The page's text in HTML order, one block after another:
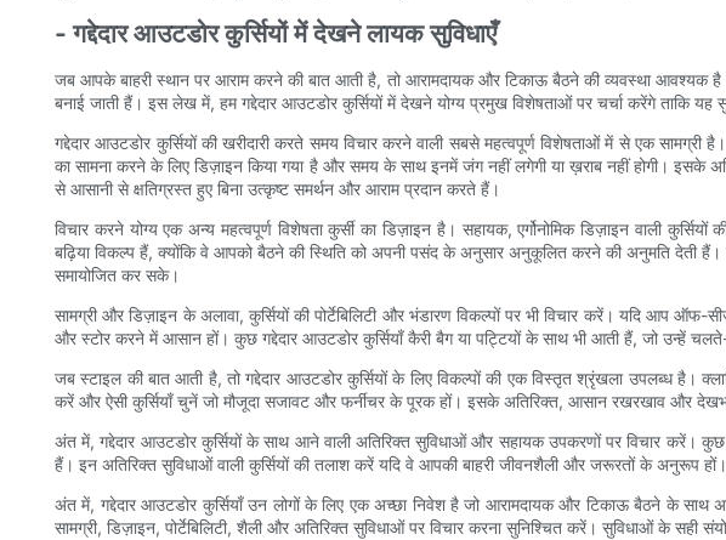
- गद्देदार आउटडोर कुर्सियों में देखने लायक सुविधाएँ
जब आपके बाहरी स्थान पर आराम करने की बात आती है, तो आरामदायक और टिकाऊ बैठने की व्यवस्था आवश्यक है।
बनाई जाती हैं। इस लेख में, हम गद्देदार आउटडोर कुर्सियों में देखने योग्य प्रमुख विशेषताओं पर चर्चा करेंगे ताकि
गद्देदार आउटडोर कुर्सियों की खरीदारी करते समय विचार करने वाली सबसे महत्वपूर्ण विशेषताओं में से एक सामग्री
का सामना करने के लिए डिज़ाइन किया गया है और समय के साथ इनमें जंग नहीं लगेगी या ख़राब नहीं होगी। इसके
से आसानी से क्षतिग्रस्त हुए बिना उत्कृष्ट समर्थन और आराम प्रदान करते हैं।
विचार करने योग्य एक अन्य महत्वपूर्ण विशेषता कुर्सी का डिज़ाइन है। सहायक, एर्गोनोमिक डिज़ाइन वाली
बढ़िया विकल्प हैं, क्योंकि वे आपको बैठने की स्थिति को अपनी पसंद के अनुसार अनुकूलित करने की अनुमति देती
समायोजित कर सके।
सामग्री और डिज़ाइन के अलावा, कुर्सियों की पोर्टेबिलिटी और भंडारण विकल्पों पर भी विचार करें। यदि आप
और स्टोर करने में आसान हों। कुछ गद्देदार आउटडोर कुर्सियाँ कैरी बैग या पट्टियों के साथ भी आती हैं, जो उन्हें
जब स्टाइल की बात आती है, तो गद्देदार आउटडोर कुर्सियों के लिए विकल्पों की एक विस्तृत श्रृंखला उपलब्ध है।
करें और ऐसी कुर्सियाँ चुनें जो मौजूदा सजावट और फर्नीचर के पूरक हों। इसके अतिरिक्त, आसान रखरखाव और
अंत में, गद्देदार आउटडोर कुर्सियों के साथ आने वाली अतिरिक्त सुविधाओं और सहायक उपकरणों पर विचार करें।
हैं। इन अतिरिक्त सुविधाओं वाली कुर्सियों की तलाश करें यदि वे आपकी बाहरी जीवनशैली और जरूरतों के अनुरूप हों।
अंत में, गद्देदार आउटडोर कुर्सियाँ उन लोगों के लिए एक अच्छा निवेश है जो आरामदायक और टिकाऊ बैठने के साथ
सामग्री, डिज़ाइन, पोर्टेबिलिटी, शैली और अतिरिक्त सुविधाओं पर विचार करना सुनिश्चित करें। सुविधाओं के